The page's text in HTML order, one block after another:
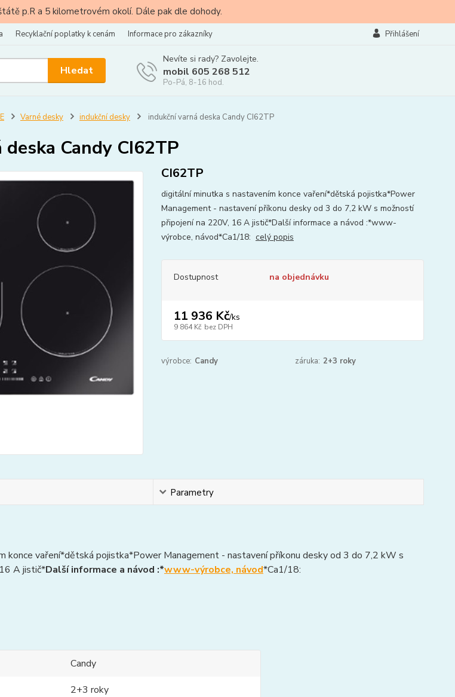
p.R a 5 kilometrovém okolí. Dále pak dle dohody.
Recyklační poplatky k cenám Informace pro zákazníky Přihlášení
Hledat
Nevíte si rady? Zavolejte.
mobil 605 268 512
Po-Pá, 8-16 hod.
Varné desky indukční desky indukční varná deska Candy CI62TP
Candy CI62TP
CI62TP
digitální minutka s nastavením konce vaření*dětská pojistka*Power
Management - nastavení příkonu desky od 3 do 7,2 kW s možností
připojení na 220V, 16 A jistič*Další informace a návod :*www-
výrobce, návod*Ca1/18: celý popis
Dostupnost na objednávku
11 936 Kč/ks
9 864 Kč bez DPH
výrobce: Candy záruka: 2+3 roky
Parametry
konce vaření*dětská pojistka*Power Management - nastavení příkonu desky od 3 do 7,2 kW s
A jistič*Další informace a návod :*www-výrobce, návod*Ca1/18:
Candy
2+3 roky